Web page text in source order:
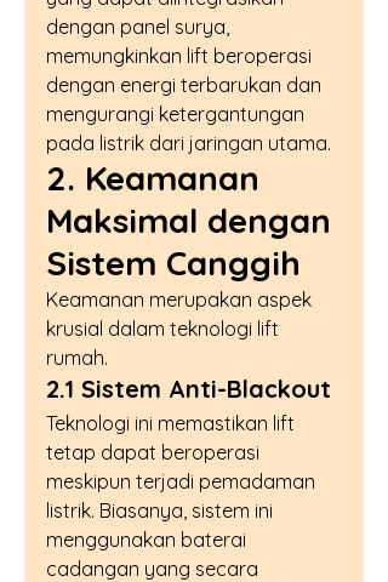
dengan panel surya,
memungkinkan lift beroperasi
dengan energi terbarukan dan
mengurangi ketergantungan
pada listrik dari jaringan utama.
2. Keamanan
Maksimal dengan
Sistem Canggih
Keamanan merupakan aspek
krusial dalam teknologi lift
rumah.
2.1 Sistem Anti-Blackout
Teknologi ini memastikan lift
tetap dapat beroperasi
meskipun terjadi pemadaman
listrik. Biasanya, sistem ini
menggunakan baterai
cadangan yang secara